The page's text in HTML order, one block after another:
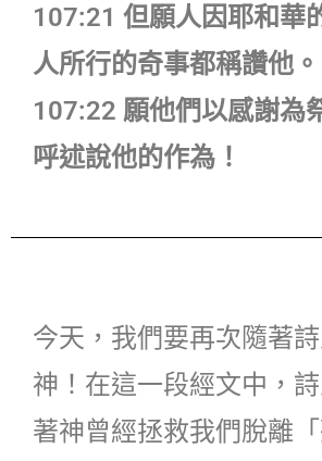
107:21 但願人因耶和華
人所行的奇事都稱讚他。
107:22 願他們以感謝為
呼述說他的作為！
今天，我們要再次隨著
神！在這一段經文中，
著神曾經拯救我們脫離「